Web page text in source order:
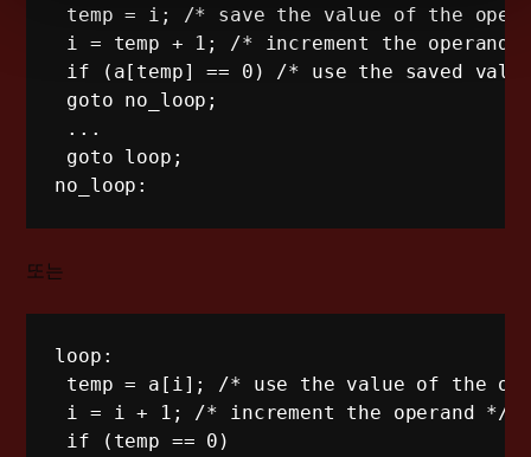
temp = i; /* save the value of the
i = temp + 1; /* increment the
if (a[temp] == 0) /* use the saved
goto no_loop;
...
goto loop;
no_loop:
또는
loop:
temp = a[i]; /* use the value of the
i = i + 1; /* increment the operand */
if (temp == 0)